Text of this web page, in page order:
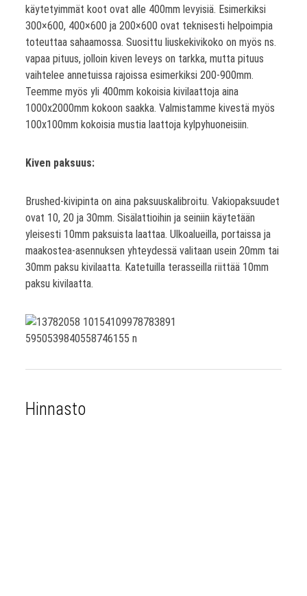
käytetyimmät koot ovat alle 400mm levyisiä. Esimerkiksi
300×600, 400×600 ja 200×600 ovat teknisesti helpoimpia
toteuttaa sahaamossa. Suosittu liuskekivikoko on myös ns.
vapaa pituus, jolloin kiven leveys on tarkka, mutta pituus
vaihtelee annetuissa rajoissa esimerkiksi 200-900mm.
Teemme myös yli 400mm kokoisia kivilaattoja aina
1000x2000mm kokoon saakka. Valmistamme kivestä myös
100x100mm kokoisia mustia laattoja kylpyhuoneisiin.
Kiven paksuus:
Brushed-kivipinta on aina paksuuskalibroitu. Vakiopaksuudet
ovat 10, 20 ja 30mm. Sisälattioihin ja seiniin käytetään
yleisesti 10mm paksuista laattaa. Ulkoalueilla, portaissa ja
maakostea-asennuksen yhteydessä valitaan usein 20mm tai
30mm paksu kivilaatta. Katetuilla terasseilla riittää 10mm
paksu kivilaatta.
Hinnasto